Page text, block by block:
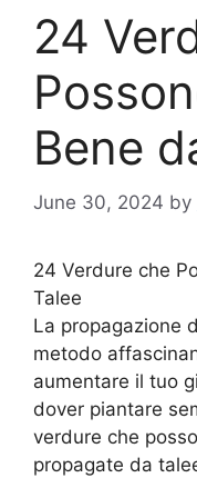
24
Bene
June 30, 2024 by
24 Verdure che
Talee
La propagazione
metodo
aumentare il tuo
dover piantare
verdure che
propagate da